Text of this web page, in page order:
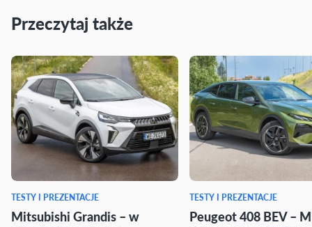
Przeczytaj także
TESTY I PREZENTACJE
Mitsubishi Grandis – w
TESTY I PREZENTACJE
Peugeot 408 BEV –